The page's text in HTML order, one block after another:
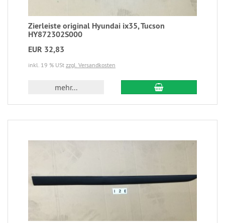
Zierleiste original Hyundai ix35, Tucson
HY872302S000
EUR 32,83
inkl. 19 % USt zzgl. Versandkosten
mehr...